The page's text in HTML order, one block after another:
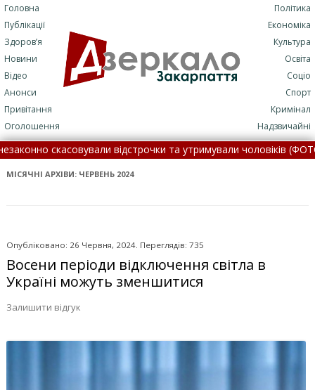
Головна
Публікації
Здоров’я
Новини
Відео
Анонси
Привітання
Оголошення
Політика
Економіка
Культура
Освіта
Соціо
Спорт
Кримінал
Надзвичайні
відстрочки та утримували чоловіків (ФОТО) •
Укрзалізниця
серпня •
МІСЯЧНІ АРХІВИ: ЧЕРВЕНЬ 2024
Опубліковано: 26 Червня, 2024. Переглядів: 735
Восени періоди відключення світла в
Україні можуть зменшитися
Залишити відгук